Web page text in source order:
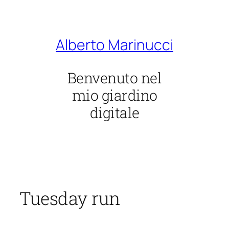
Alberto Marinucci
Benvenuto nel
mio giardino
digitale
Tuesday run